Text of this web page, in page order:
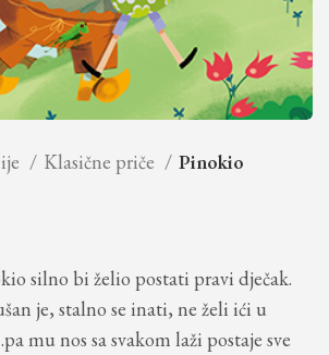
Klasične priče Pinokio
silno bi želio postati pravi dječak.
je, stalno se inati, ne želi ići u
mu nos sa svakom laži postaje sve